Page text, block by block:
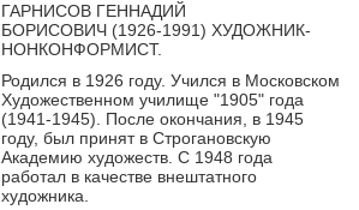
ГАРНИСОВ ГЕННАДИЙ
БОРИСОВИЧ (1926-1991) ХУДОЖНИК-
НОНКОНФОРМИСТ.
Родился в 1926 году. Учился в Московском
Художественном училище "1905" года
(1941-1945). После окончания, в 1945
году, был принят в Строгановскую
Академию художеств. С 1948 года
работал в качестве внештатного
художника.